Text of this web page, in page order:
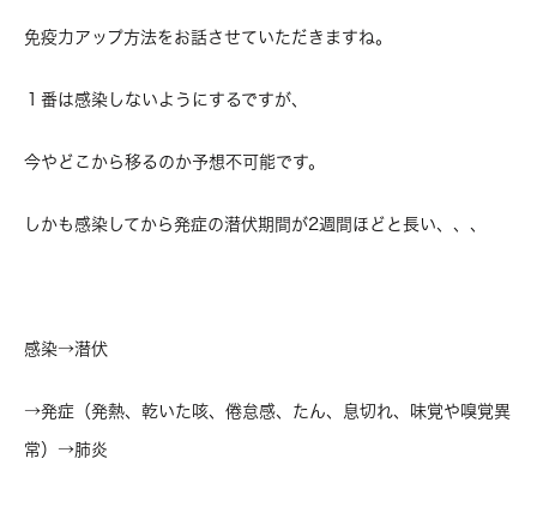
免疫力アップ方法をお話させていただきますね。
１番は感染しないようにするですが、
今やどこから移るのか予想不可能です。
しかも感染してから発症の潜伏期間が2週間ほどと長い、、、
感染→潜伏
→発症（発熱、乾いた咳、倦怠感、たん、息切れ、味覚や嗅覚異
常）→肺炎